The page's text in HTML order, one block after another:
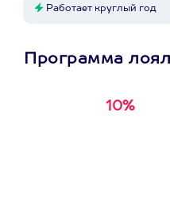
Работает круглый год
Программа
10%